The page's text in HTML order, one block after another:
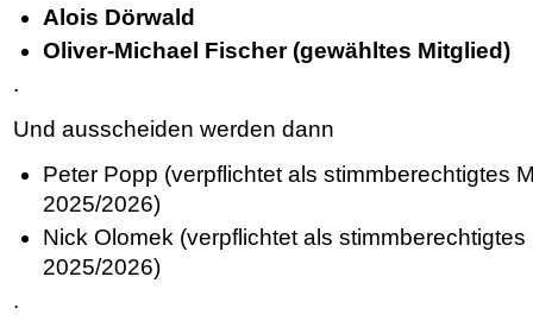
Alois Dörwald
Oliver-Michael Fischer (gewähltes Mitglied)
.
Und ausscheiden werden dann
Peter Popp (verpflichtet als stimmberechtigtes
2025/2026)
Nick Olomek (verpflichtet als
2025/2026)
.